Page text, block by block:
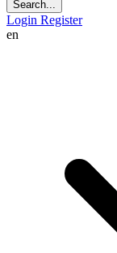
Search...
Login Register
en